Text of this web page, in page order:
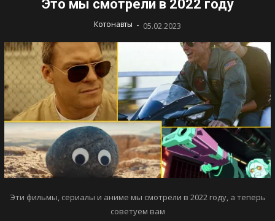
Это мы смотрели в 2022 году
Котонавты - 05.02.2023
Эти фильмы, сериалы и аниме мы смотрели в 2022 году, а теперь
советуем вам